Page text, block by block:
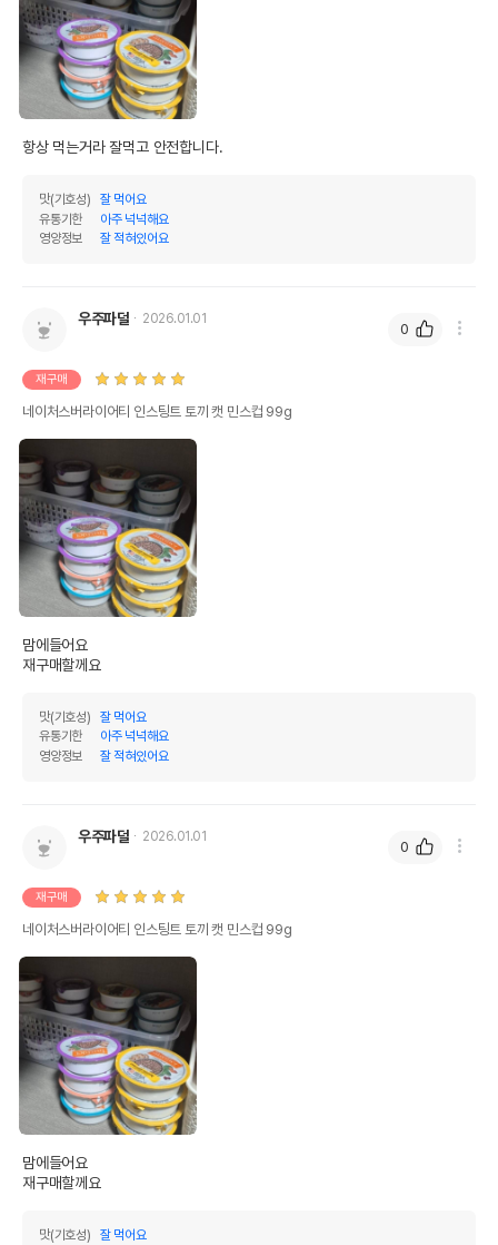
항상 먹는거라 잘먹고 안전합니다.
맛(기호성)
잘 먹어요
유통기한
아주 넉넉해요
영양정보
잘 적혀있어요
우주파덜 2026.01.01
재구매
네이처스버라이어티 인스팅트 토끼 캣 민스컵 99g
맘에들어요
재구매할께요
맛(기호성)
잘 먹어요
유통기한
아주 넉넉해요
영양정보
잘 적혀있어요
0
우주파덜 2026.01.01
재구매
네이처스버라이어티 인스팅트 토끼 캣 민스컵 99g
맘에들어요
재구매할께요
맛(기호성)
잘 먹어요
0